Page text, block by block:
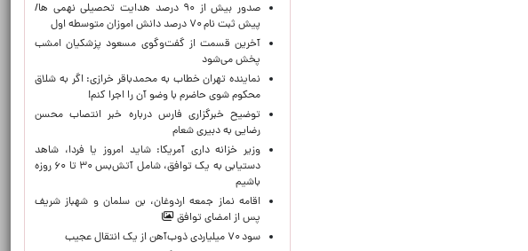
صدور بیش از ۹۰ درصد هدایت تحصیلی نهمی ها/
پیش ثبت نام ۷۰ درصد دانش اموزان متوسطه اول
آخرین قسمت از گفت‌وگوی مسعود پزشکیان امشب
پخش می‌شود
نماینده تهران خطاب به محمدباقر خرازی: اگر به شلاق
محکوم شوی حاضرم با وضو آن را اجرا کنم!
توضیح خبرگزاری فارس درباره خبر انتصاب محسن
رضایی به دبیری شعام
وزیر خزانه داری آمریکا: شاید امروز یا فردا، شاهد
دستیابی به یک توافق، شامل آتش‌بس ۳۰ تا ۶۰ روزه
باشیم
اقامه نماز جمعه اردوغان، بن ‌سلمان و شهباز شریف
پس از امضای توافق
سود ۷۰ میلیاردی ذوب‌آهن از یک انتقال عجیب